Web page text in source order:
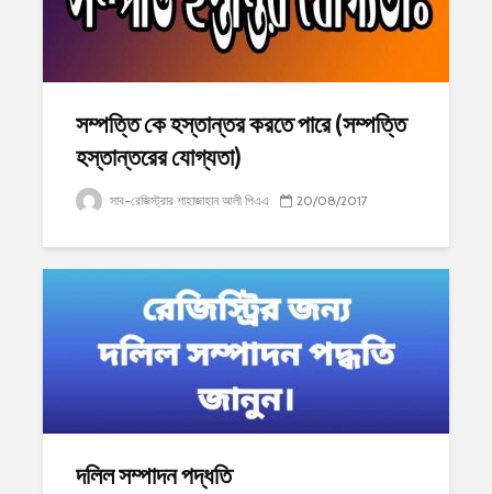
সম্পত্তি কে হস্তান্তর করতে পারে (সম্পত্তি
হস্তান্তরের যোগ্যতা)
সাব-রেজিস্ট্রার শাহাজাহান আলী পিএএ 20/08/2017
দলিল সম্পাদন পদ্ধতি